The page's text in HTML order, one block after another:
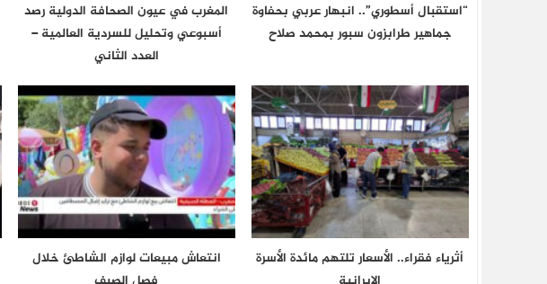
“استقبال أسطوري”.. انبهار عربي بحفاوة
جماهير طرابزون سبور بمحمد صلاح
المغرب في عيون الصحافة الدولية رصد
أسبوعي وتحليل للسردية العالمية –
العدد الثاني
أثرياء فقراء.. الأسعار تلتهم مائدة الأسرة
انتعاش مبيعات لوازم الشاطئ خلال